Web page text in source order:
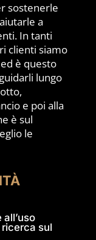
sostenerle
a
In tanti
clienti siamo
è questo
lungo
e poi alla
è sul
le
sul